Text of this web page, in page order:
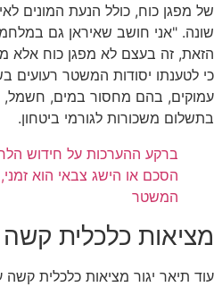
של מפגן כוח, כולל הנעת המונים
שונה. "אני חושב שאיראן גם
הזאת, זה בעצם לא מפגן כוח אלא
כי לטענתו יסודות המשטר רעועים
עמוקים, בהם מחסור במים, חשמל,
בתשלום משכורות לגורמי ביטחון.
ברקע ההערכות על חידוש
הסכם או הישג צבאי הוא
המשטר
מציאות כלכלית קשה
עוד תיאר יגור מציאות כלכלית קשה